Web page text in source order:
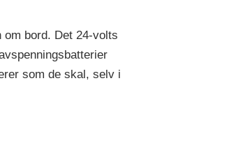
bord. Det 24-volts
som de skal, selv i